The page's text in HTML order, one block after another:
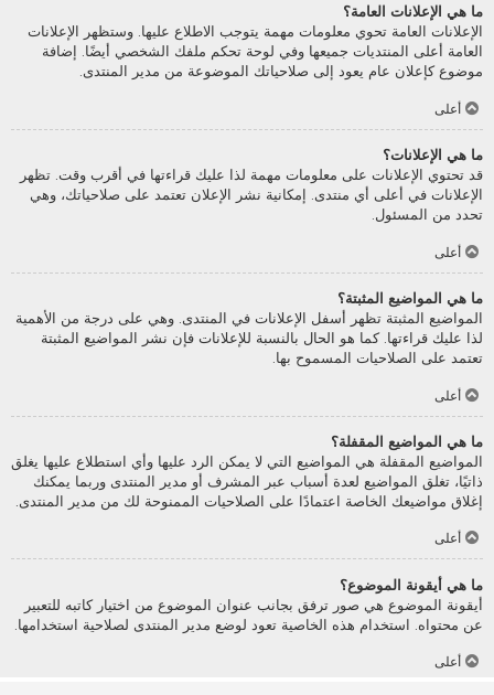
ما هي الإعلانات العامة؟
الإعلانات العامة تحوي معلومات مهمة يتوجب الاطلاع عليها. وستظهر الإعلانات
العامة أعلى المنتديات جميعها وفي لوحة تحكم ملفك الشخصي أيضًا. إضافة
موضوع كإعلان عام يعود إلى صلاحياتك الموضوعة من مدير المنتدى.
أعلى
ما هي الإعلانات؟
قد تحتوي الإعلانات على معلومات مهمة لذا عليك قراءتها في أقرب وقت. تظهر
الإعلانات في أعلى أي منتدى. إمكانية نشر الإعلان تعتمد على صلاحياتك، وهي
تحدد من المسئول.
أعلى
ما هي المواضيع المثبتة؟
المواضيع المثبتة تظهر أسفل الإعلانات في المنتدى. وهي على درجة من الأهمية
لذا عليك قراءتها. كما هو الحال بالنسبة للإعلانات فإن نشر المواضيع المثبتة
تعتمد على الصلاحيات المسموح بها.
أعلى
ما هي المواضيع المقفلة؟
المواضيع المقفلة هي المواضيع التي لا يمكن الرد عليها وأي استطلاع عليها يغلق
ذاتيًا، تغلق المواضيع لعدة أسباب عبر المشرف أو مدير المنتدى وربما يمكنك
إغلاق مواضيعك الخاصة اعتمادًا على الصلاحيات الممنوحة لك من مدير المنتدى.
أعلى
ما هي أيقونة الموضوع؟
أيقونة الموضوع هي صور ترفق بجانب عنوان الموضوع من اختيار كاتبه للتعبير
عن محتواه. استخدام هذه الخاصية تعود لوضع مدير المنتدى لصلاحية استخدامها.
أعلى